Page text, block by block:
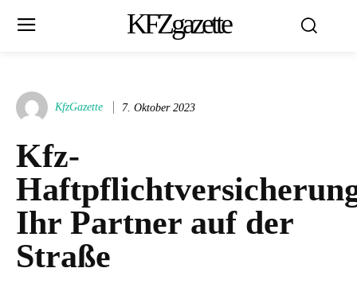
KFZgazette
KfzGazette 7. Oktober 2023
Kfz-
Ihr Partner auf der
Straße